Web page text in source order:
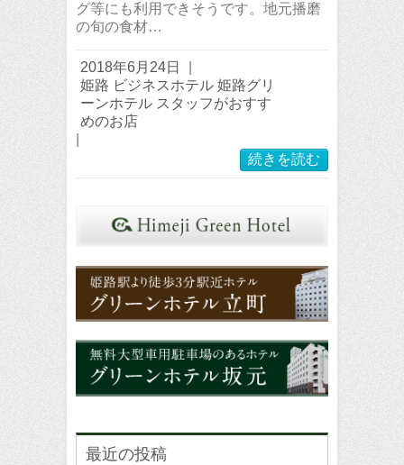
グ等にも利用できそうです。地元播磨
の旬の食材…
2018年6月24日
姫路 ビジネスホテル 姫路グリ
ーンホテル スタッフがおすす
めのお店
続きを読む
最近の投稿